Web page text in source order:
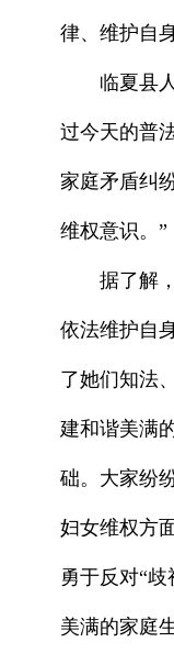
律、维护自
临夏县
过今天的普
家庭矛盾纠
维权意识。”
据了解
依法维护自
了她们知法
建和谐美满
础。大家纷
妇女维权方
勇于反对“
美满的家庭